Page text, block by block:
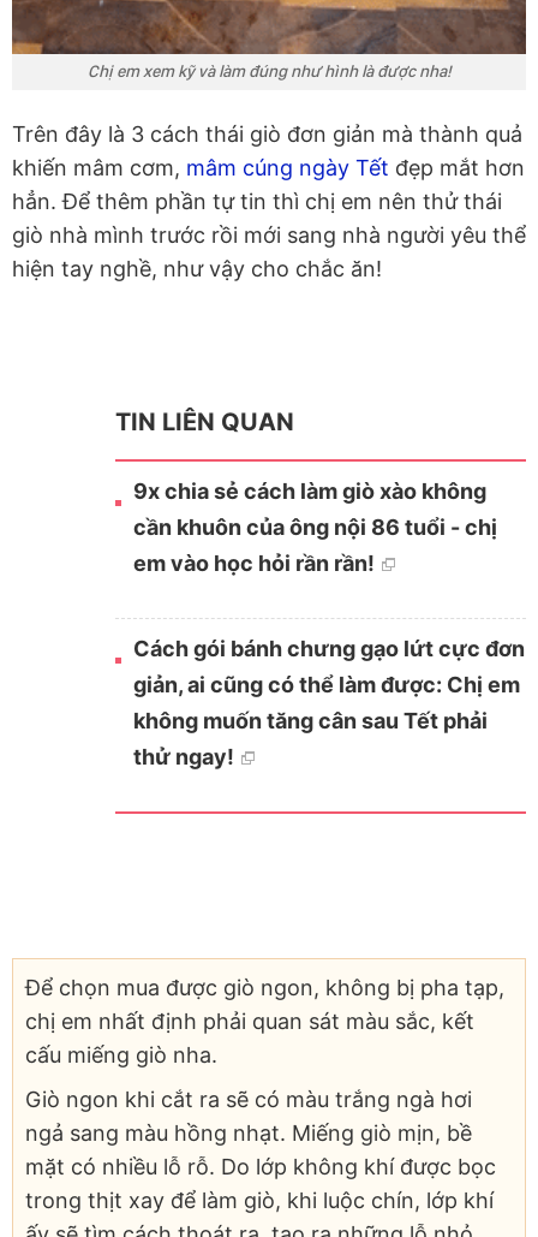
Chị em xem kỹ và làm đúng như hình là được nha!
Trên đây là 3 cách thái giò đơn giản mà thành quả
khiến mâm cơm, mâm cúng ngày Tết đẹp mắt hơn
hẳn. Để thêm phần tự tin thì chị em nên thử thái
giò nhà mình trước rồi mới sang nhà người yêu thể
hiện tay nghề, như vậy cho chắc ăn!
TIN LIÊN QUAN
9x chia sẻ cách làm giò xào không
cần khuôn của ông nội 86 tuổi - chị
em vào học hỏi rần rần!
Cách gói bánh chưng gạo lứt cực đơn
giản, ai cũng có thể làm được: Chị em
không muốn tăng cân sau Tết phải
thử ngay!
Để chọn mua được giò ngon, không bị pha tạp,
chị em nhất định phải quan sát màu sắc, kết
cấu miếng giò nha.
Giò ngon khi cắt ra sẽ có màu trắng ngà hơi
ngả sang màu hồng nhạt. Miếng giò mịn, bề
mặt có nhiều lỗ rỗ. Do lớp không khí được bọc
trong thịt xay để làm giò, khi luộc chín, lớp khí